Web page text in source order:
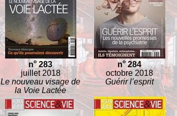
no283
juillet 2018
Le nouveau visage de
la Voie Lactée
no284
octobre 2018
Guérir l’esprit